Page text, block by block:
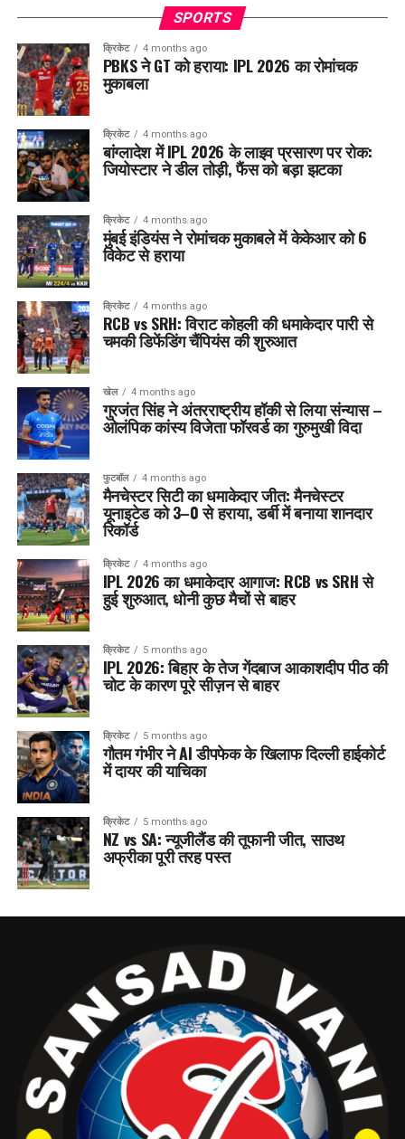
SPORTS
क्रिकेट 4 months ago
PBKS ने GT को हराया: IPL 2026 का रोमांचक
मुकाबला
क्रिकेट 4 months ago
बांग्लादेश में IPL 2026 के लाइव प्रसारण पर रोक:
जियोस्टार ने डील तोड़ी, फैंस को बड़ा झटका
क्रिकेट 4 months ago
मुंबई इंडियंस ने रोमांचक मुकाबले में केकेआर को 6
विकेट से हराया
क्रिकेट 4 months ago
RCB vs SRH: विराट कोहली की धमाकेदार पारी से
चमकी डिफेंडिंग चैंपियंस की शुरुआत
खेल 4 months ago
गुरजंत सिंह ने अंतरराष्ट्रीय हॉकी से लिया संन्यास –
ओलंपिक कांस्य विजेता फॉरवर्ड का गुरुमुखी विदा
फुटबॉल 4 months ago
मैनचेस्टर सिटी का धमाकेदार जीत: मैनचेस्टर
यूनाइटेड को 3–0 से हराया, डर्बी में बनाया शानदार
रिकॉर्ड
क्रिकेट 4 months ago
IPL 2026 का धमाकेदार आगाज: RCB vs SRH से
हुई शुरुआत, धोनी कुछ मैचों से बाहर
क्रिकेट 5 months ago
IPL 2026: बिहार के तेज गेंदबाज आकाशदीप पीठ की
चोट के कारण पूरे सीज़न से बाहर
क्रिकेट 5 months ago
गौतम गंभीर ने AI डीपफेक के खिलाफ दिल्ली हाईकोर्ट
में दायर की याचिका
क्रिकेट 5 months ago
NZ vs SA: न्यूजीलैंड की तूफानी जीत, साउथ
अफ्रीका पूरी तरह पस्त